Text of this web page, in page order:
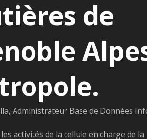
de
Administrateur Base de Données
activités de la cellule en charge de la